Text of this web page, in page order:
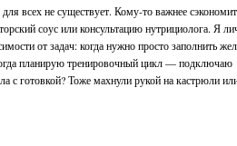
всех не существует. Кому-то важнее
соус или консультацию нутрициолога. Я
от задач: когда нужно просто заполнить
планирую тренировочный цикл — подключаю
с готовкой? Тоже махнули рукой на кастрюли